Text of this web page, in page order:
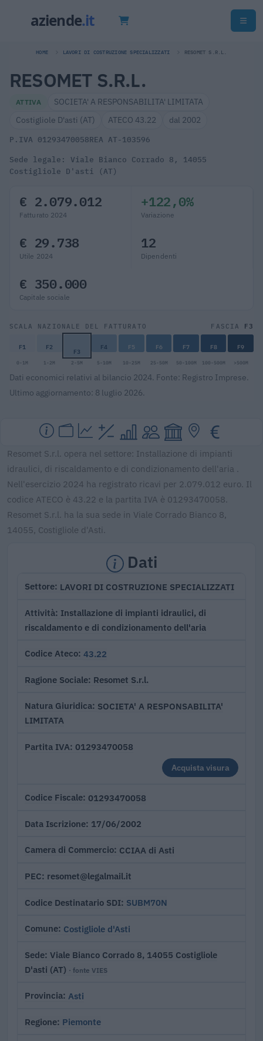
HOME LAVORI DI COSTRUZIONE SPECIALIZZATI RESOMET S.R.L.
RESOMET S.R.L.
ATTIVA
SOCIETA' A RESPONSABILITA' LIMITATA
Costigliole D'asti (AT)
ATECO 43.22 dal 2002
P.IVA 01293470058REA AT-103596
Sede legale: Viale Bianco Corrado 8, 14055
Costigliole D'asti (AT)
€ 2.079.012
Fatturato 2024
+122,0%
Variazione
€ 29.738
Utile 2024
12
Dipendenti
€ 350.000
Capitale sociale
SCALA NAZIONALE DEL FATTURATO FASCIA F3
F1 F2 F3 F4 F5 F6 F7 F8 F9
0-1M 1-2M 2-5M 5-10M 10-25M 25-50M 50-100M 100-500M >500M
Dati economici relativi al bilancio 2024. Fonte: Registro Imprese.
Ultimo aggiornamento: 8 luglio 2026.
Resomet S.r.l. opera nel settore: Installazione di impianti
idraulici, di riscaldamento e di condizionamento dell'aria .
Nell'esercizio 2024 ha registrato ricavi per 2.079.012 euro. Il
codice ATECO è 43.22 e la partita IVA è 01293470058.
Resomet S.r.l. ha la sua sede in Viale Corrado Bianco 8,
14055, Costigliole d'Asti.
Dati
Settore LAVORI DI COSTRUZIONE SPECIALIZZATI
Attività Installazione di impianti idraulici, di
riscaldamento e di condizionamento dell'aria
Codice Ateco 43.22
Ragione Sociale Resomet S.r.l.
Natura Giuridica SOCIETA' A RESPONSABILITA'
LIMITATA
Partita IVA 01293470058
Acquista visura
Codice Fiscale 01293470058
Data Iscrizione 17/06/2002
Camera di Commercio CCIAA di Asti
PEC resomet@legalmail.it
Codice Destinatario SDI SUBM70N
Comune Costigliole d'Asti
Sede Viale Bianco Corrado 8, 14055 Costigliole
D'asti (AT) · fonte VIES
Provincia Asti
Regione Piemonte